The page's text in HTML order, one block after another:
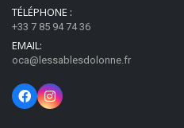
TÉLÉPHONE :
+33 7 85 94 74 36
EMAIL:
oca@lessablesdolonne.fr